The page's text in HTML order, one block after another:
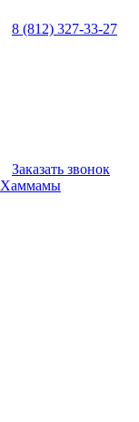
8 (812) 327-33-27
Заказать звонок
Хаммамы